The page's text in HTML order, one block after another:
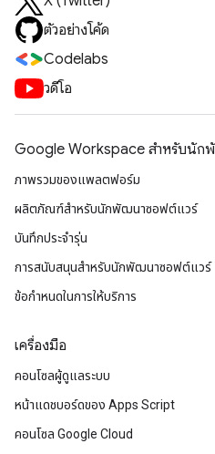
ตัวอย่างโค้ด
Codelabs
วิดีโอ
Google Workspace สําหรับนัก
ภาพรวมของแพลตฟอร์ม
ผลิตภัณฑ์สําหรับนักพัฒนาซอฟต์แวร์
บันทึกประจำรุ่น
การสนับสนุนสำหรับนักพัฒนาซอฟต์แวร์
ข้อกำหนดในการให้บริการ
เครื่องมือ
คอนโซลผู้ดูแลระบบ
หน้าแดชบอร์ดของ Apps Script
คอนโซล Google Cloud